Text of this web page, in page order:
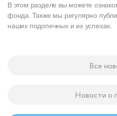
В этом разделе вы можете
фонда. Также мы регулярно
наших подопечных и их успехах.
Все
Новости о